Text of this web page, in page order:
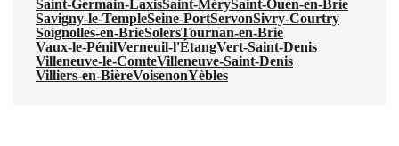
Saint-Germain-LaxisSaint-MérySaint-Ouen-en-Brie
Savigny-le-TempleSeine-PortServonSivry-Courtry
Soignolles-en-BrieSolersTournan-en-Brie
Vaux-le-PénilVerneuil-l'ÉtangVert-Saint-Denis
Villeneuve-le-ComteVilleneuve-Saint-Denis
Villiers-en-BièreVoisenonYèbles